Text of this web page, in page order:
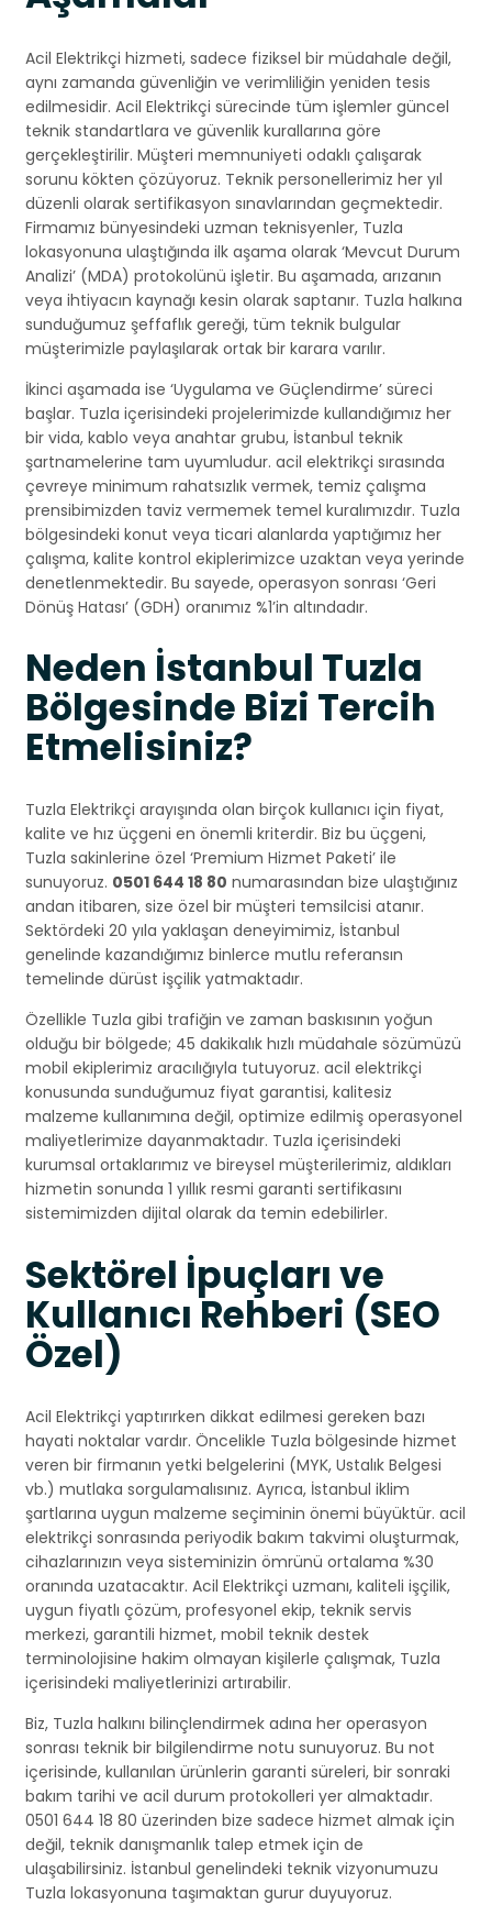
Acil Elektrikçi hizmeti, sadece fiziksel bir müdahale değil,
aynı zamanda güvenliğin ve verimliliğin yeniden tesis
edilmesidir. Acil Elektrikçi sürecinde tüm işlemler güncel
teknik standartlara ve güvenlik kurallarına göre
gerçekleştirilir. Müşteri memnuniyeti odaklı çalışarak
sorunu kökten çözüyoruz. Teknik personellerimiz her yıl
düzenli olarak sertifikasyon sınavlarından geçmektedir.
Firmamız bünyesindeki uzman teknisyenler, Tuzla
lokasyonuna ulaştığında ilk aşama olarak ‘Mevcut Durum
Analizi’ (MDA) protokolünü işletir. Bu aşamada, arızanın
veya ihtiyacın kaynağı kesin olarak saptanır. Tuzla halkına
sunduğumuz şeffaflık gereği, tüm teknik bulgular
müşterimizle paylaşılarak ortak bir karara varılır.
İkinci aşamada ise ‘Uygulama ve Güçlendirme’ süreci
başlar. Tuzla içerisindeki projelerimizde kullandığımız her
bir vida, kablo veya anahtar grubu, İstanbul teknik
şartnamelerine tam uyumludur. acil elektrikçi sırasında
çevreye minimum rahatsızlık vermek, temiz çalışma
prensibimizden taviz vermemek temel kuralımızdır. Tuzla
bölgesindeki konut veya ticari alanlarda yaptığımız her
çalışma, kalite kontrol ekiplerimizce uzaktan veya yerinde
denetlenmektedir. Bu sayede, operasyon sonrası ‘Geri
Dönüş Hatası’ (GDH) oranımız %1’in altındadır.
Neden İstanbul Tuzla
Bölgesinde Bizi Tercih
Etmelisiniz?
Tuzla Elektrikçi arayışında olan birçok kullanıcı için fiyat,
kalite ve hız üçgeni en önemli kriterdir. Biz bu üçgeni,
Tuzla sakinlerine özel ‘Premium Hizmet Paketi’ ile
sunuyoruz. 0501 644 18 80 numarasından bize ulaştığınız
andan itibaren, size özel bir müşteri temsilcisi atanır.
Sektördeki 20 yıla yaklaşan deneyimimiz, İstanbul
genelinde kazandığımız binlerce mutlu referansın
temelinde dürüst işçilik yatmaktadır.
Özellikle Tuzla gibi trafiğin ve zaman baskısının yoğun
olduğu bir bölgede; 45 dakikalık hızlı müdahale sözümüzü
mobil ekiplerimiz aracılığıyla tutuyoruz. acil elektrikçi
konusunda sunduğumuz fiyat garantisi, kalitesiz
malzeme kullanımına değil, optimize edilmiş operasyonel
maliyetlerimize dayanmaktadır. Tuzla içerisindeki
kurumsal ortaklarımız ve bireysel müşterilerimiz, aldıkları
hizmetin sonunda 1 yıllık resmi garanti sertifikasını
sistemimizden dijital olarak da temin edebilirler.
Sektörel İpuçları ve
Kullanıcı Rehberi (SEO
Özel)
Acil Elektrikçi yaptırırken dikkat edilmesi gereken bazı
hayati noktalar vardır. Öncelikle Tuzla bölgesinde hizmet
veren bir firmanın yetki belgelerini (MYK, Ustalık Belgesi
vb.) mutlaka sorgulamalısınız. Ayrıca, İstanbul iklim
şartlarına uygun malzeme seçiminin önemi büyüktür. acil
elektrikçi sonrasında periyodik bakım takvimi oluşturmak,
cihazlarınızın veya sisteminizin ömrünü ortalama %30
oranında uzatacaktır. Acil Elektrikçi uzmanı, kaliteli işçilik,
uygun fiyatlı çözüm, profesyonel ekip, teknik servis
merkezi, garantili hizmet, mobil teknik destek
terminolojisine hakim olmayan kişilerle çalışmak, Tuzla
içerisindeki maliyetlerinizi artırabilir.
Biz, Tuzla halkını bilinçlendirmek adına her operasyon
sonrası teknik bir bilgilendirme notu sunuyoruz. Bu not
içerisinde, kullanılan ürünlerin garanti süreleri, bir sonraki
bakım tarihi ve acil durum protokolleri yer almaktadır.
0501 644 18 80 üzerinden bize sadece hizmet almak için
değil, teknik danışmanlık talep etmek için de
ulaşabilirsiniz. İstanbul genelindeki teknik vizyonumuzu
Tuzla lokasyonuna taşımaktan gurur duyuyoruz.